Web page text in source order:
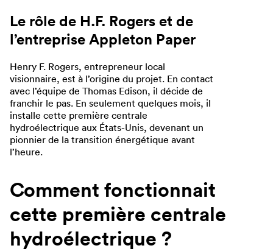
Le rôle de H.F. Rogers et de
l’entreprise Appleton Paper
Henry F. Rogers, entrepreneur local
visionnaire, est à l’origine du projet. En contact
avec l’équipe de Thomas Edison, il décide de
franchir le pas. En seulement quelques mois, il
installe cette première centrale
hydroélectrique aux États-Unis, devenant un
pionnier de la transition énergétique avant
l’heure.
Comment fonctionnait
cette première centrale
hydroélectrique ?